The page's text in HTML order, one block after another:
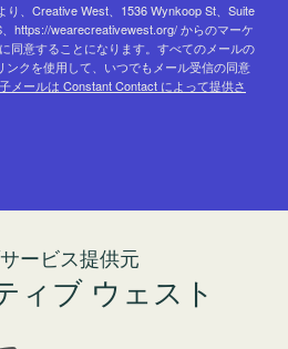
り、Creative West、1536 Wynkoop St、Suite
https://wearecreativewest.org/ からのマーケ
同意することになります。すべてのメールの
クを使用して、いつでもメール受信の同意
メールは Constant Contact によって提供さ
ービス提供元
ィブ ウェスト